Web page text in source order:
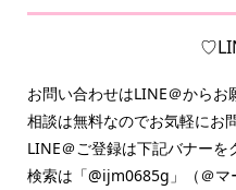
お問い合わせはLINE＠からお
相談は無料なのでお気軽にお
LINE＠ご登録は下記バナー
検索は「@ijm0685g」（＠マ